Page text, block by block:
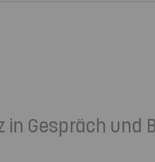
Gespräch und